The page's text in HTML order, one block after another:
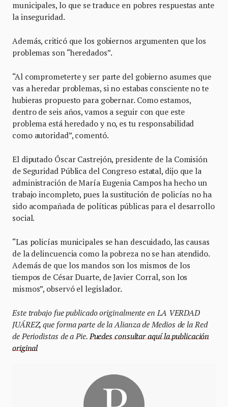
municipales, lo que se traduce en pobres respuestas ante
la inseguridad.
Además, criticó que los gobiernos argumenten que los
problemas son “heredados”.
“Al comprometerte y ser parte del gobierno asumes que
vas a heredar problemas, si no estabas consciente no te
hubieras propuesto para gobernar. Como estamos,
dentro de seis años, vamos a seguir con que este
problema está heredado y no, es tu responsabilidad
como autoridad”, comentó.
El diputado Óscar Castrejón, presidente de la Comisión
de Seguridad Pública del Congreso estatal, dijo que la
administración de María Eugenia Campos ha hecho un
trabajo incompleto, pues la sustitución de policías no ha
sido acompañada de políticas públicas para el desarrollo
social.
“Las policías municipales se han descuidado, las causas
de la delincuencia como la pobreza no se han atendido.
Además de que los mandos son los mismos de los
tiempos de César Duarte, de Javier Corral, son los
mismos”, observó el legislador.
Este trabajo fue publicado originalmente en LA VERDAD
JUÁREZ, que forma parte de la Alianza de Medios de la Red
de Periodistas de a Pie.Puedes consultar aquí la publicación
original